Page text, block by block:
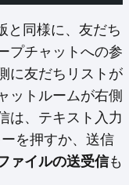
と同様に、友だち
プチャットへの参
に友だちリストが
ットルームが右側
は、テキスト入力
を押すか、送信
ァイルの送受信も